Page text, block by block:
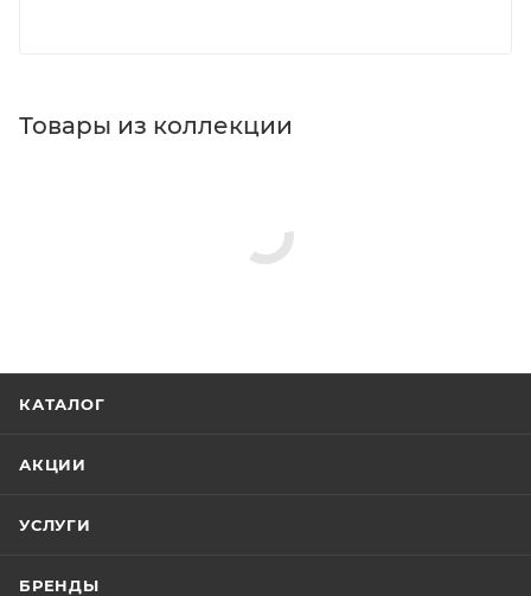
Товары из коллекции
Душевые стойки
Душ, Товар, 00-00005021, 1.7
Бренд
Код товара
Максимальная цена
Серия